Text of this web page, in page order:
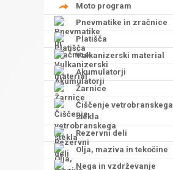
Moto program
Pnevmatike in zračnice
Platišča
Vulkanizerski material
Akumulatorji
Žarnice
Čiščenje vetrobranskega
stekla
Rezervni deli
Olja, maziva in tekočine
Nega in vzdrževanje